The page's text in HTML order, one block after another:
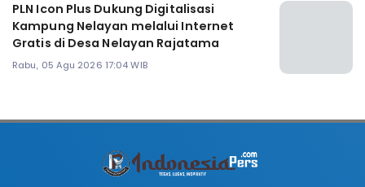
PLN Icon Plus Dukung Digitalisasi
Kampung Nelayan melalui Internet
Gratis di Desa Nelayan Rajatama
Rabu, 05 Agu 2026 17:04 WIB